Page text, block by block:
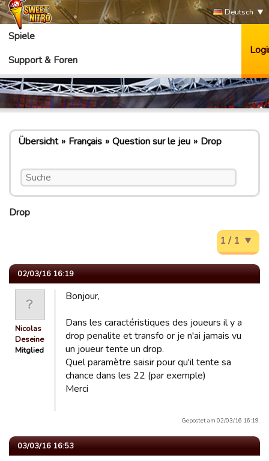
Deutsch
Spiele
Support & Foren
Übersicht Français Question sur le jeu Drop
Drop
1 / 1
02/03/16 16:19
Nicolas
Deseine
Mitglied
Bonjour,
Dans les caractéristiques des joueurs il y a
drop penalite et transfo or je n'ai jamais vu
un joueur tente un drop.
Quel paramètre saisir pour qu'il tente sa
chance dans les 22 (par exemple)
Merci
Gepostet am 02/03/16 16:19.
03/03/16 16:53